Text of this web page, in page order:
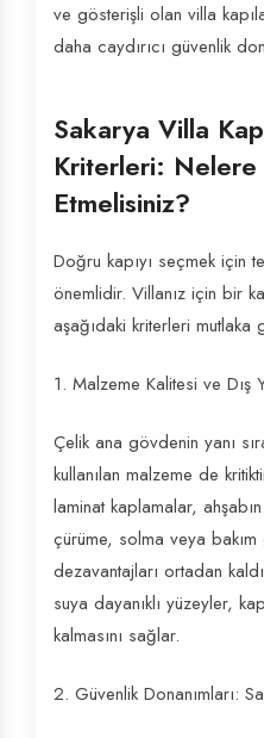
ve gösterişli olan villa
daha caydırıcı güvenlik
Sakarya Villa
Kriterleri:
Etmelisiniz?
Doğru kapıyı seçmek için
önemlidir. Villanız için bir
aşağıdaki kriterleri mutlaka
1. Malzeme Kalitesi ve Dış
Çelik ana gövdenin yanı
kullanılan malzeme de
laminat kaplamalar,
çürüme, solma veya
dezavantajları ortadan
suya dayanıklı yüzeyler,
kalmasını sağlar.
2. Güvenlik Donanımları: